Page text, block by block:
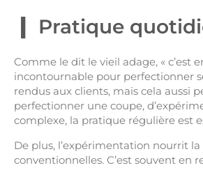
Pratique
Comme le dit le vieil adage, « c’est
incontournable pour perfectionner
rendus aux clients, mais cela aussi
perfectionner une coupe,
complexe, la pratique régulière est
De plus, l’expérimentation nourrit
conventionnelles. C’est souvent en